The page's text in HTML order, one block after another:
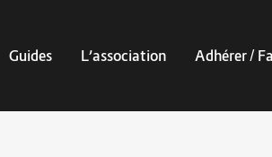
Guides L’association Adhérer /